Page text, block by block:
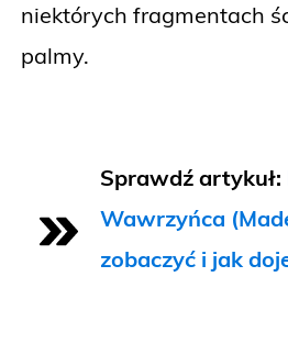
niektórych fragmentach
palmy.
Sprawdź artykuł:
Wawrzyńca
zobaczyć i jak